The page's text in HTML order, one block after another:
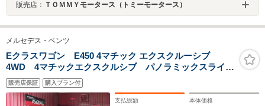
販売店： ＴＯＭＭＹモータース（トミーモータース）
メルセデス・ベンツ
Eクラスワゴン E450 4マチック エクスクルーシブ
4WD 4マチックエクスクルシブ パノラミックスライデ
ィングルーフ エクスクルーシブPKG エアバランス
PKG ブラックナッパレザー 前後シートヒーター ブ
ルメスターサウンド ヘッドアップディスプレイ 禁煙
販売店保証 購入プラン付
支払総額 本体価格